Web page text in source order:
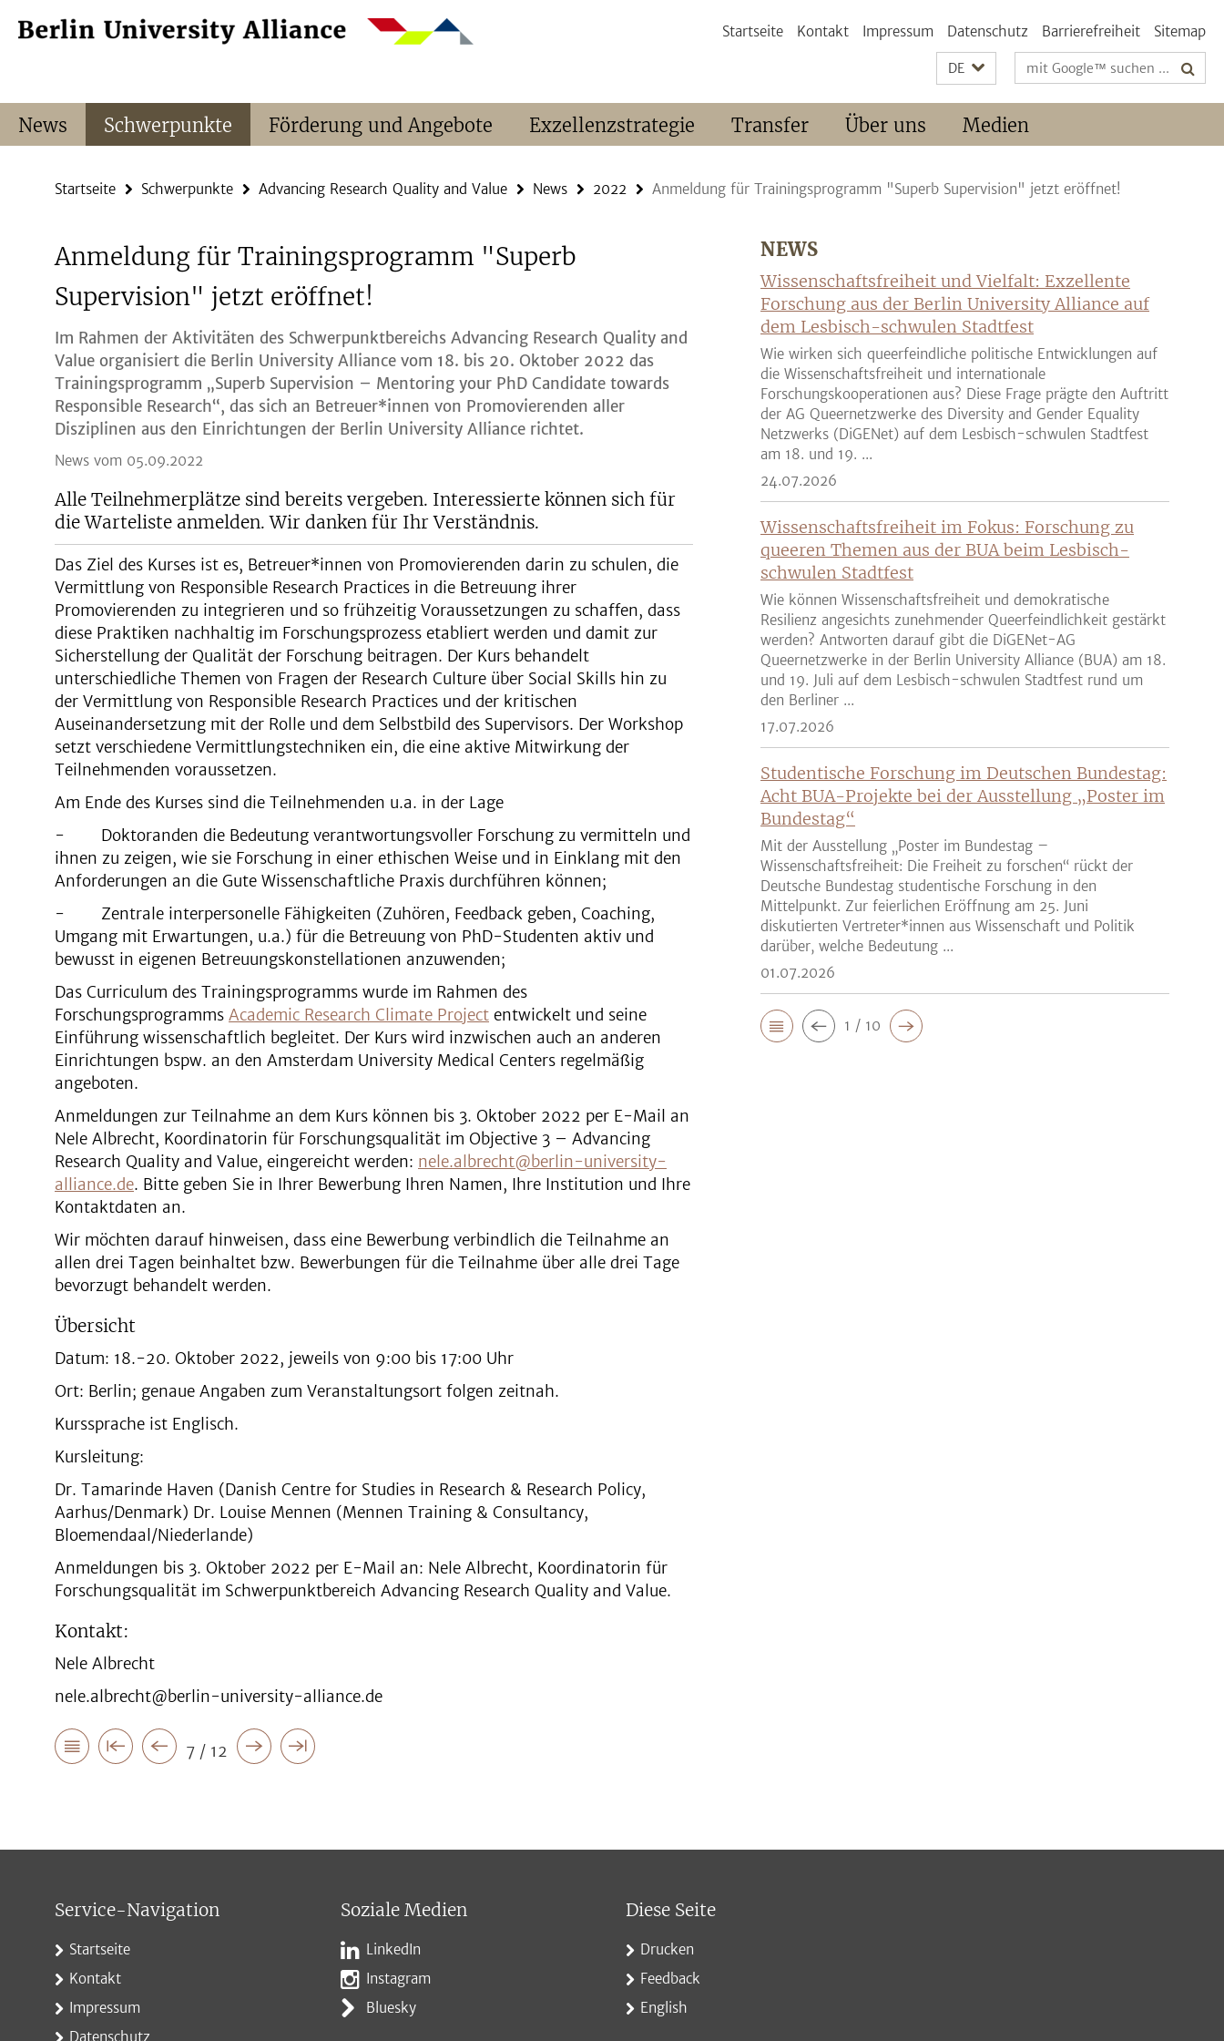
direkt
Service-
Startseite Kontakt Impressum Datenschutz Barrierefreiheit Sitemap
DE Suchbegriffe
News Schwerpunkte Förderung und Angebote Exzellenzstrategie Transfer Über uns Medien
Startseite Schwerpunkte Advancing Research Quality and Value News 2022 Anmeldung für Trainingsprogramm "Superb Supervision" jetzt eröffnet!
Anmeldung für Trainingsprogramm "Superb
Supervision" jetzt eröffnet!
Im Rahmen der Aktivitäten des Schwerpunktbereichs Advancing Research Quality and
Value organisiert die Berlin University Alliance vom 18. bis 20. Oktober 2022 das
Trainingsprogramm „Superb Supervision – Mentoring your PhD Candidate towards
Responsible Research“, das sich an Betreuer*innen von Promovierenden aller
Disziplinen aus den Einrichtungen der Berlin University Alliance richtet.
News vom 05.09.2022
Alle Teilnehmerplätze sind bereits vergeben. Interessierte können sich für
die Warteliste anmelden. Wir danken für Ihr Verständnis.
Das Ziel des Kurses ist es, Betreuer*innen von Promovierenden darin zu schulen, die
Vermittlung von Responsible Research Practices in die Betreuung ihrer
Promovierenden zu integrieren und so frühzeitig Voraussetzungen zu schaffen, dass
diese Praktiken nachhaltig im Forschungsprozess etabliert werden und damit zur
Sicherstellung der Qualität der Forschung beitragen. Der Kurs behandelt
unterschiedliche Themen von Fragen der Research Culture über Social Skills hin zu
der Vermittlung von Responsible Research Practices und der kritischen
Auseinandersetzung mit der Rolle und dem Selbstbild des Supervisors. Der Workshop
setzt verschiedene Vermittlungstechniken ein, die eine aktive Mitwirkung der
Teilnehmenden voraussetzen.
Am Ende des Kurses sind die Teilnehmenden u.a. in der Lage
- Doktoranden die Bedeutung verantwortungsvoller Forschung zu vermitteln und
ihnen zu zeigen, wie sie Forschung in einer ethischen Weise und in Einklang mit den
Anforderungen an die Gute Wissenschaftliche Praxis durchführen können;
- Zentrale interpersonelle Fähigkeiten (Zuhören, Feedback geben, Coaching,
Umgang mit Erwartungen, u.a.) für die Betreuung von PhD-Studenten aktiv und
bewusst in eigenen Betreuungskonstellationen anzuwenden;
Das Curriculum des Trainingsprogramms wurde im Rahmen des
Forschungsprogramms Academic Research Climate Project entwickelt und seine
Einführung wissenschaftlich begleitet. Der Kurs wird inzwischen auch an anderen
Einrichtungen bspw. an den Amsterdam University Medical Centers regelmäßig
angeboten.
Anmeldungen zur Teilnahme an dem Kurs können bis 3. Oktober 2022 per E-Mail an
Nele Albrecht, Koordinatorin für Forschungsqualität im Objective 3 – Advancing
Research Quality and Value, eingereicht werden: nele.albrecht@berlin-university-
alliance.de. Bitte geben Sie in Ihrer Bewerbung Ihren Namen, Ihre Institution und Ihre
Kontaktdaten an.
Wir möchten darauf hinweisen, dass eine Bewerbung verbindlich die Teilnahme an
allen drei Tagen beinhaltet bzw. Bewerbungen für die Teilnahme über alle drei Tage
bevorzugt behandelt werden.
Übersicht
Datum: 18.-20. Oktober 2022, jeweils von 9:00 bis 17:00 Uhr
Ort: Berlin; genaue Angaben zum Veranstaltungsort folgen zeitnah.
Kurssprache ist Englisch.
Kursleitung:
Dr. Tamarinde Haven (Danish Centre for Studies in Research & Research Policy,
Aarhus/Denmark) Dr. Louise Mennen (Mennen Training & Consultancy,
Bloemendaal/Niederlande)
Anmeldungen bis 3. Oktober 2022 per E-Mail an: Nele Albrecht, Koordinatorin für
Forschungsqualität im Schwerpunktbereich Advancing Research Quality and Value.
Kontakt:
Nele Albrecht
nele.albrecht@berlin-university-alliance.de
7 / 12
NEWS
Wissenschaftsfreiheit und Vielfalt: Exzellente
Forschung aus der Berlin University Alliance auf
dem Lesbisch-schwulen Stadtfest
Wie wirken sich queerfeindliche politische Entwicklungen auf
die Wissenschaftsfreiheit und internationale
Forschungskooperationen aus? Diese Frage prägte den Auftritt
der AG Queernetzwerke des Diversity and Gender Equality
Netzwerks (DiGENet) auf dem Lesbisch-schwulen Stadtfest
am 18. und 19. ...
24.07.2026
Wissenschaftsfreiheit im Fokus: Forschung zu
queeren Themen aus der BUA beim Lesbisch-
schwulen Stadtfest
Wie können Wissenschaftsfreiheit und demokratische
Resilienz angesichts zunehmender Queerfeindlichkeit gestärkt
werden? Antworten darauf gibt die DiGENet-AG
Queernetzwerke in der Berlin University Alliance (BUA) am 18.
und 19. Juli auf dem Lesbisch-schwulen Stadtfest rund um
den Berliner ...
17.07.2026
Studentische Forschung im Deutschen Bundestag:
Acht BUA-Projekte bei der Ausstellung „Poster im
Bundestag“
Mit der Ausstellung „Poster im Bundestag –
Wissenschaftsfreiheit: Die Freiheit zu forschen“ rückt der
Deutsche Bundestag studentische Forschung in den
Mittelpunkt. Zur feierlichen Eröffnung am 25. Juni
diskutierten Vertreter*innen aus Wissenschaft und Politik
darüber, welche Bedeutung ...
01.07.2026
1 / 10
Service-Navigation
Startseite
Kontakt
Impressum
Datenschutz
Soziale Medien
LinkedIn
Instagram
Bluesky
Diese Seite
Drucken
Feedback
English